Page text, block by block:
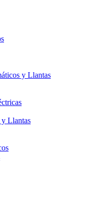
y Llantas
y Llantas